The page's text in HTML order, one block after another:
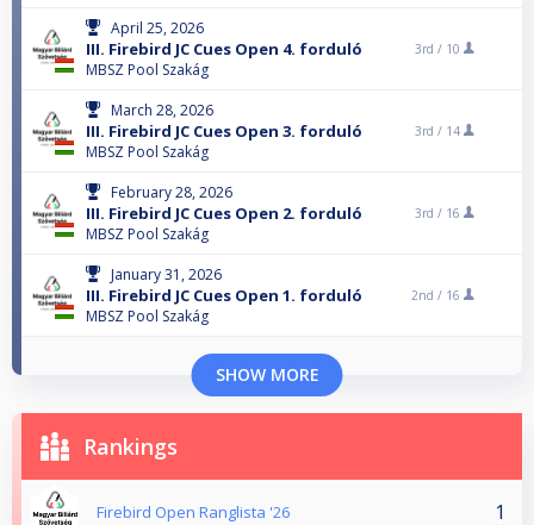
April 25, 2026
III. Firebird JC Cues Open 4. forduló
MBSZ Pool Szakág
3rd / 10
March 28, 2026
III. Firebird JC Cues Open 3. forduló
MBSZ Pool Szakág
3rd / 14
February 28, 2026
III. Firebird JC Cues Open 2. forduló
MBSZ Pool Szakág
3rd / 16
January 31, 2026
III. Firebird JC Cues Open 1. forduló
MBSZ Pool Szakág
2nd / 16
SHOW MORE
Rankings
Firebird Open Ranglista '26 1